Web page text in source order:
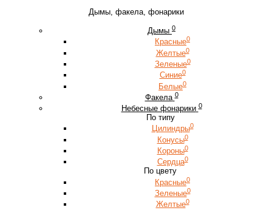
Дымы, факела, фонарики
Дымы 0
Красные0
Желтые0
Зеленые0
Синие0
Белые0
Факела 0
Небесные фонарики 0
По типу
Цилиндры0
Конусы0
Короны0
Сердца0
По цвету
Красные0
Зеленые0
Желтые0